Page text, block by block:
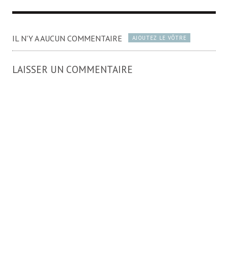
IL N'Y A AUCUN COMMENTAIRE AJOUTEZ LE VÔTRE
LAISSER UN COMMENTAIRE